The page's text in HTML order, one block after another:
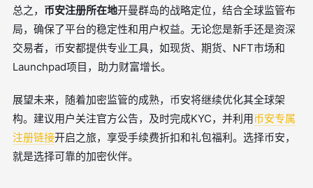
总之， 币安注册所在地开曼群岛的战略定位，结合全球监管布
局，确保了平台的稳定性和用户权益。无论您是新手还是资深
交易者，币安都提供专业工具，如现货、期货、NFT市场和
Launchpad项目，助力财富增长。
展望未来，随着加密监管的成熟，币安将继续优化其全球架
构。建议用户关注官方公告，及时完成KYC，并利用币安专属
注册链接开启之旅，享受手续费折扣和礼包福利。选择币安，
就是选择可靠的加密伙伴。